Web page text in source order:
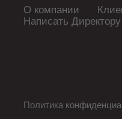
О компании
Написать Директору
Политика